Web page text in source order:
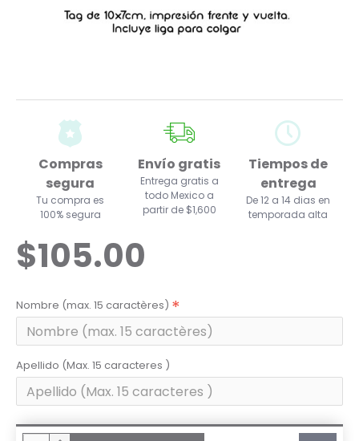
Compras
segura
Tu compra es
100% segura
Envío gratis
Entrega gratis a
todo Mexico a
partir de $1,600
Tiempos de
entrega
De 12 a 14 dias en
temporada alta
$105.00
Nombre (max. 15 caractères)
Apellido (Max. 15 caracteres )